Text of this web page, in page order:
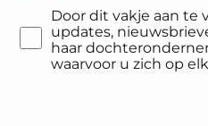
Door dit vakje aan
updates,
haar
waarvoor u zich op